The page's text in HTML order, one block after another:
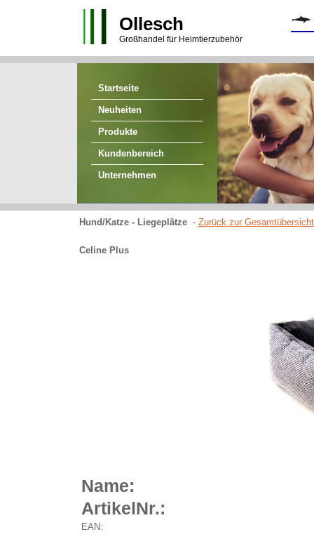
Ollesch
Großhandel für Heimtierzubehör
Startseite
Neuheiten
Produkte
Kundenbereich
Unternehmen
Hund/Katze - Liegeplätze - Zurück zur Gesamtübersicht
Celine Plus
Name:
ArtikelNr.:
EAN: